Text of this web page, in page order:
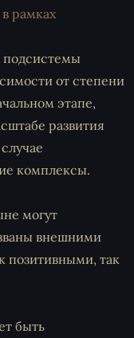
рамках
подсистемы
от степени
этапе,
развития
комплексы.
могут
внешними
позитивными, так
быть